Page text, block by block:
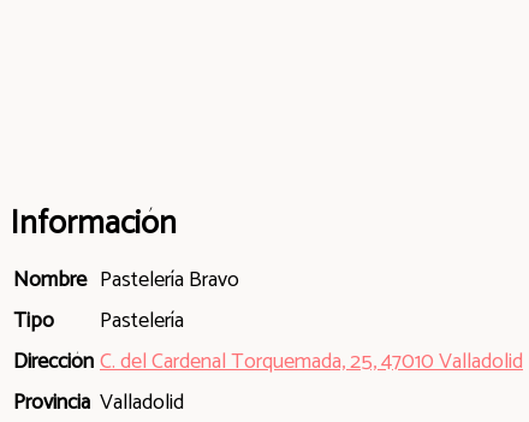
Información
Nombre Pastelería Bravo
Tipo
Pastelería
DirecciónC. del Cardenal Torquemada, 25, 47010 Valladolid
Provincia Valladolid